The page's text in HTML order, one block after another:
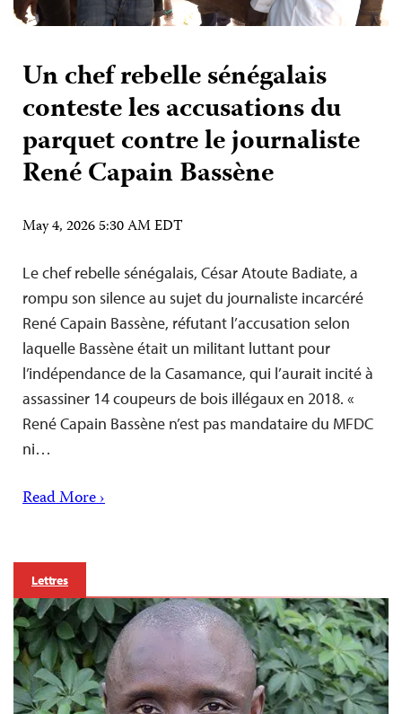
Un chef rebelle sénégalais
conteste les accusations du
parquet contre le journaliste
René Capain Bassène
May 4, 2026 5:30 AM EDT
Le chef rebelle sénégalais, César Atoute Badiate, a
rompu son silence au sujet du journaliste incarcéré
René Capain Bassène, réfutant l’accusation selon
laquelle Bassène était un militant luttant pour
l’indépendance de la Casamance, qui l’aurait incité à
assassiner 14 coupeurs de bois illégaux en 2018. «
René Capain Bassène n’est pas mandataire du MFDC
ni…
Read More ›
Lettres